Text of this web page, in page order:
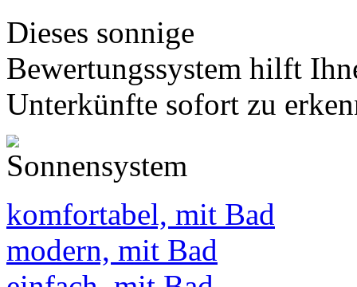
Dieses sonnige
Bewertungssystem hilft
Unterkünfte sofort zu
komfortabel, mit Bad
modern, mit Bad